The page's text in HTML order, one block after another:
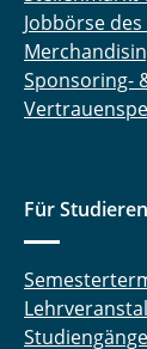
Jobbörse
Sponsoring-
Für